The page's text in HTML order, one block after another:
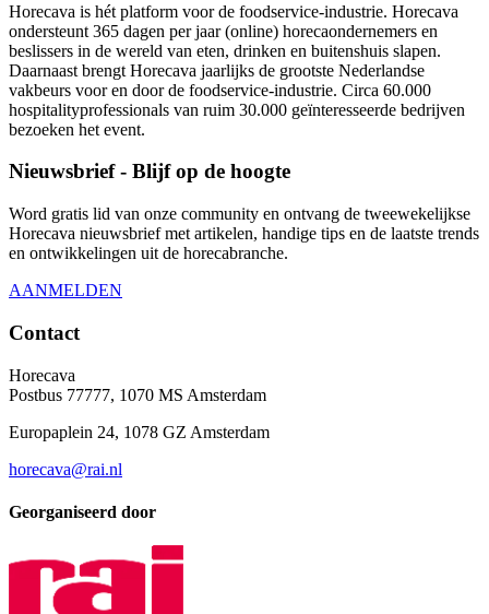
Horecava is hét platform voor de foodservice-industrie. Horecava
ondersteunt 365 dagen per jaar (online) horecaondernemers en
beslissers in de wereld van eten, drinken en buitenshuis slapen.
Daarnaast brengt Horecava jaarlijks de grootste Nederlandse
vakbeurs voor en door de foodservice-industrie. Circa 60.000
hospitalityprofessionals van ruim 30.000 geïnteresseerde bedrijven
bezoeken het event.
Nieuwsbrief - Blijf op de hoogte
Word gratis lid van onze community en ontvang de tweewekelijkse
Horecava nieuwsbrief met artikelen, handige tips en de laatste trends
en ontwikkelingen uit de horecabranche.
AANMELDEN
Contact
Horecava
Postbus 77777, 1070 MS Amsterdam
Europaplein 24, 1078 GZ Amsterdam
horecava@rai.nl
Georganiseerd door